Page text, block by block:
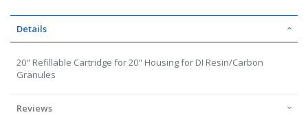
Details
20" Refillable Cartridge for 20" Housing for DI Resin/Carbon
Granules
Reviews